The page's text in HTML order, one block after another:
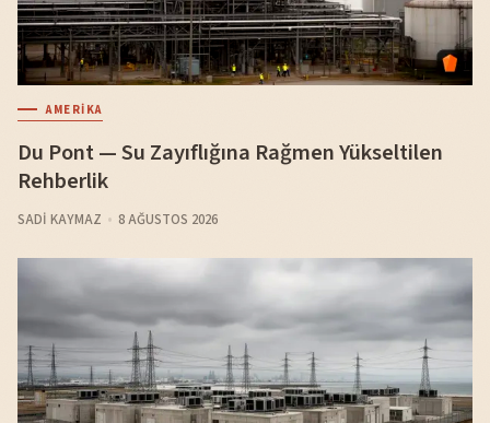
AMERIKA
Du Pont — Su Zayıflığına Rağmen Yükseltilen
Rehberlik
SADI KAYMAZ 8 AĞUSTOS 2026